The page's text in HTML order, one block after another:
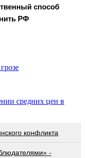
способ
РФ
средних цен в
конфликта
-